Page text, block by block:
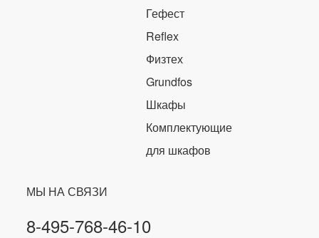
Гефест
Reflex
Физтех
Grundfos
Шкафы
Комплектующие
для шкафов
МЫ НА СВЯЗИ
8-495-768-46-10